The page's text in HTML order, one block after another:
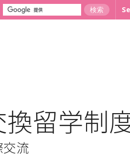
留学制
流